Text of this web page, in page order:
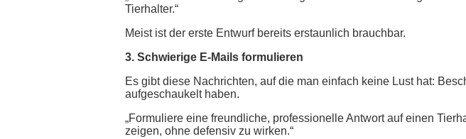
Tierhalter.“
Meist ist der erste Entwurf bereits erstaunlich brauchbar.
3. Schwierige E-Mails formulieren
Es gibt diese Nachrichten, auf die man einfach keine Lust hat:
aufgeschaukelt haben.
„Formuliere eine freundliche, professionelle Antwort auf einen
zeigen, ohne defensiv zu wirken.“